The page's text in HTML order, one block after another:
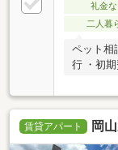
礼金な
二人暮
ペット相
行 ・初
賃貸アパート 岡